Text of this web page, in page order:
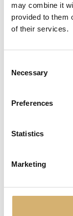
may combine it
provided to them
of their services.
Selection
Necessary
Preferences
Statistics
Marketing